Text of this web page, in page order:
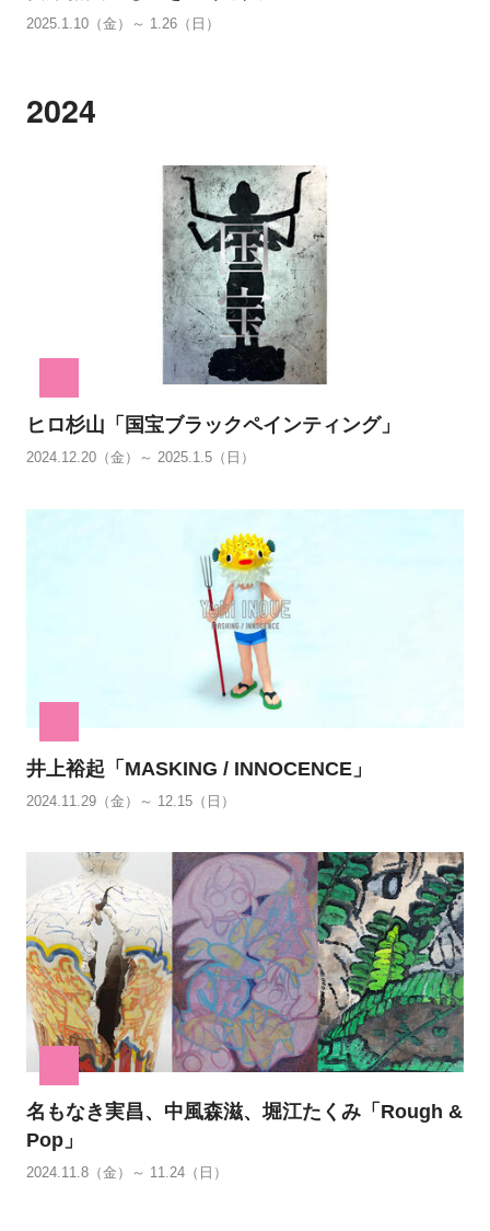
2025.1.10（金）～ 1.26（日）
2024
ヒロ杉山「国宝ブラックペインティング」
2024.12.20（金）～ 2025.1.5（日）
井上裕起「MASKING / INNOCENCE」
2024.11.29（金）～ 12.15（日）
名もなき実昌、中風森滋、堀江たくみ「Rough &
Pop」
2024.11.8（金）～ 11.24（日）